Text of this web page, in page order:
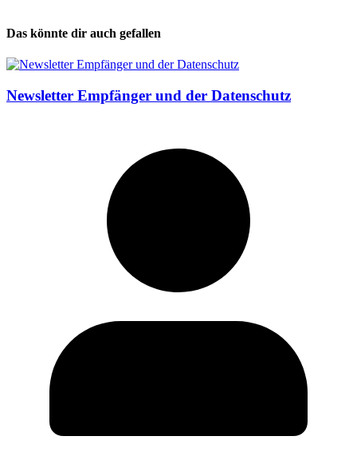
Das könnte dir auch gefallen
Newsletter Empfänger und der Datenschutz